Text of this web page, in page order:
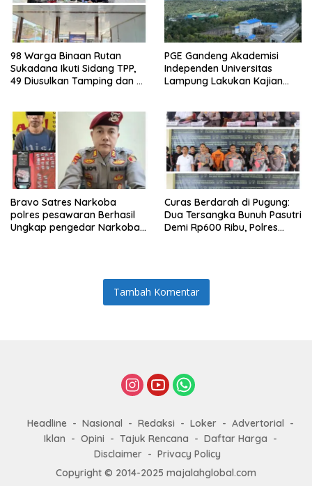
98 Warga Binaan Rutan
Sukadana Ikuti Sidang TPP,
49 Diusulkan Tamping dan 49
PGE Gandeng Akademisi
Independen Universitas
Lampung Lakukan Kajian
Bravo Satres Narkoba
polres pesawaran Berhasil
Ungkap pengedar Narkoba
Curas Berdarah di Pugung:
Dua Tersangka Bunuh Pasutri
Demi Rp600 Ribu, Polres
Tambah Komentar
Headline Nasional Redaksi Loker
Advertorial
Iklan
Opini Tajuk Rencana
Daftar Harga
Disclaimer
Privacy Policy
Copyright © 2014-2025 majalahglobal.com